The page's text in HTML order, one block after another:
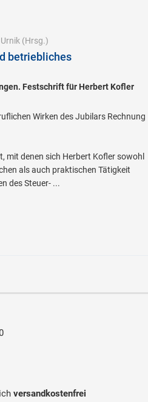
Urnik (Hrsg.)
betriebliches
Festschrift für Herbert Kofler
Wirken des Jubilars Rechnung
mit denen sich Herbert Kofler sowohl
als auch praktischen Tätigkeit
des Steuer- ...
versandkostenfrei